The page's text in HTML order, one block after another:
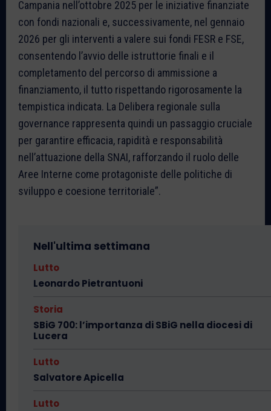
Campania nell’ottobre 2025 per le iniziative finanziate
con fondi nazionali e, successivamente, nel gennaio
2026 per gli interventi a valere sui fondi FESR e FSE,
consentendo l’avvio delle istruttorie finali e il
completamento del percorso di ammissione a
finanziamento, il tutto rispettando rigorosamente la
tempistica indicata. La Delibera regionale sulla
governance rappresenta quindi un passaggio cruciale
per garantire efficacia, rapidità e responsabilità
nell’attuazione della SNAI, rafforzando il ruolo delle
Aree Interne come protagoniste delle politiche di
sviluppo e coesione territoriale”.
Nell'ultima settimana
Lutto
Leonardo Pietrantuoni
Storia
SBiG 700: l’importanza di SBiG nella diocesi di
Lucera
Lutto
Salvatore Apicella
Lutto